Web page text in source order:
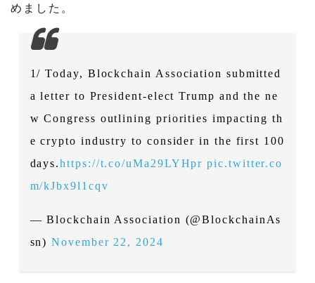
めました。
1/ Today, Blockchain Association submitted
a letter to President-elect Trump and the ne
w Congress outlining priorities impacting th
e crypto industry to consider in the first 100
days.https://t.co/uMa29LYHpr pic.twitter.co
m/kJbx9l1cqv
— Blockchain Association (@BlockchainAs
sn)November 22, 2024